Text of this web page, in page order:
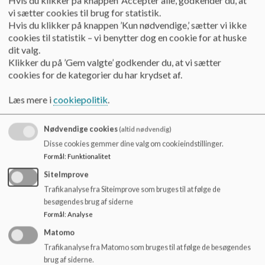
Formål med mobilfri ordning:
At styrke sammenholdet i klasserne.
At forbedre det sociale liv ved at mindske
At øge koncentrationen omkring undervisning og
læring.
Undervisningsbrug:
Telefonerne indsamles igen efter brug.
Elever med særlige behov kan efter aftale med skolen
bruge telefonen som hjælpemiddel.
DUS-regler:
Tofthøjskolens DUS er også mobilfri.
Børnene får udleveret deres telefoner i klassen og
afleverer dem igen i DUSsen.
Overtrædelse af reglerne når det elektroniske inddrages:
gang: Det elektroniske udstyr afleveres på kontoret og
kan hentes efter elevens sidste lektion. Forældrene
vi sætter cookies til brug for statistik.
Hvis du klikker på knappen ’Kun nødvendige,’ sætter vi ikke
cookies til statistik – vi benytter dog en cookie for at huske
dit valg.
Klikker du på ’Gem valgte’ godkender du, at vi sætter
cookies for de kategorier du har krydset af.
Læs mere icookiepolitik.
Nødvendige cookies(altid nødvendig)
Disse cookies gemmer dine valg om cookieindstillinger.
Formål: Funktionalitet
SiteImprove
Trafikanalyse fra Siteimprove som bruges til at følge de
besøgendes brug af siderne
Formål: Analyse
Matomo
Trafikanalyse fra Matomo som bruges til at følge de besøgendes
brug af siderne.